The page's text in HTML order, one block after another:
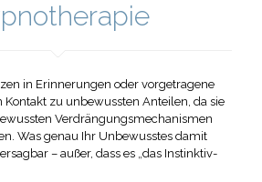
in Erinnerungen oder vorgetragene
Kontakt zu unbewussten Anteilen, da sie
Verdrängungsmechanismen
Was genau Ihr Unbewusstes damit
– außer, dass es „das Instinktiv-